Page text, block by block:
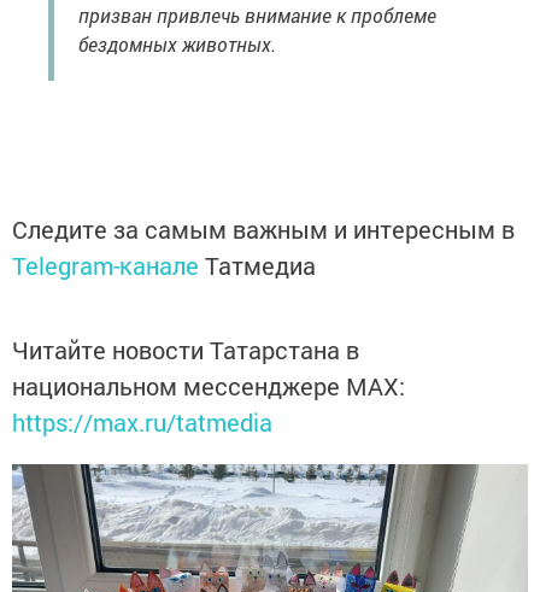
призван привлечь внимание к проблеме
бездомных животных.
Следите за самым важным и интересным в
Telegram-канале Татмедиа
Читайте новости Татарстана в
национальном мессенджере MАХ:
https://max.ru/tatmedia